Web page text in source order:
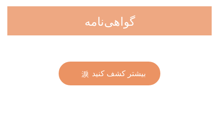
گواهی‌نامه
بیشتر کشف کنید